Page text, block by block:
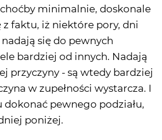
minimalnie, doskonale
z faktu, iż niektóre pory, dni
się do pewnych
bardziej od innych. Nadają
przyczyny - są wtedy bardziej
w zupełności wystarcza. I
pewnego podziału,
poniżej.